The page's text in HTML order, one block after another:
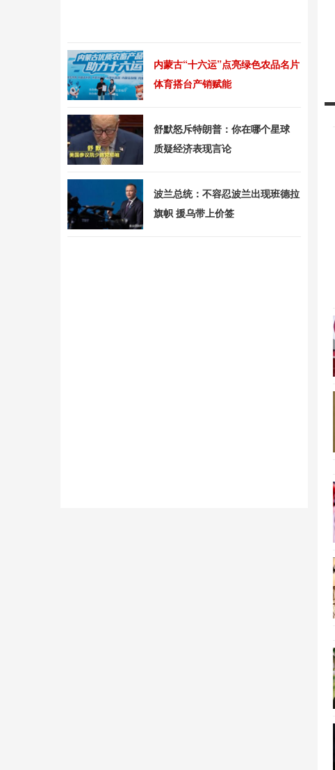
内蒙古“十六运”点亮绿色农品名片
体育搭台产销赋能
舒默怒斥特朗普：你在哪个星球
质疑经济表现言论
波兰总统：不容忍波兰出现班德拉
旗帜 援乌带上价签